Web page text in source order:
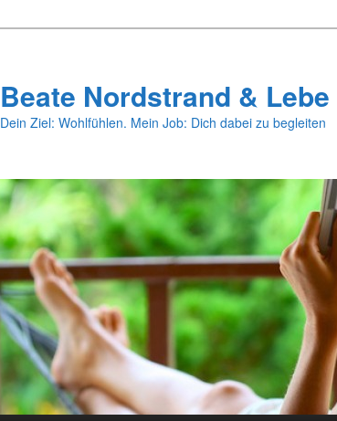
Beate Nordstrand &
Dein Ziel: Wohlfühlen. Mein Job: Dich dabei zu begleiten